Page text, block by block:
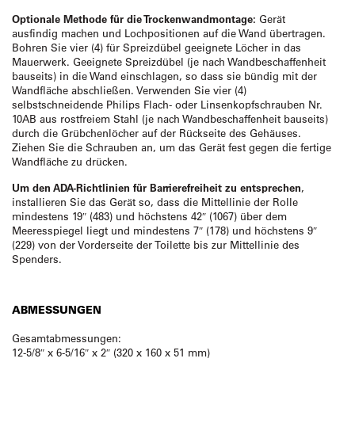
Optionale Methode für die Trockenwandmontage: Gerät
ausfindig machen und Lochpositionen auf die Wand übertragen.
Bohren Sie vier (4) für Spreizdübel geeignete Löcher in das
Mauerwerk. Geeignete Spreizdübel (je nach Wandbeschaffenheit
bauseits) in die Wand einschlagen, so dass sie bündig mit der
Wandfläche abschließen. Verwenden Sie vier (4)
selbstschneidende Philips Flach- oder Linsenkopfschrauben Nr.
10AB aus rostfreiem Stahl (je nach Wandbeschaffenheit bauseits)
durch die Grübchenlöcher auf der Rückseite des Gehäuses.
Ziehen Sie die Schrauben an, um das Gerät fest gegen die fertige
Wandfläche zu drücken.
Um den ADA-Richtlinien für Barrierefreiheit zu entsprechen,
installieren Sie das Gerät so, dass die Mittellinie der Rolle
mindestens 19″ (483) und höchstens 42″ (1067) über dem
Meeresspiegel liegt und mindestens 7″ (178) und höchstens 9″
(229) von der Vorderseite der Toilette bis zur Mittellinie des
Spenders.
ABMESSUNGEN
Gesamtabmessungen:
12-5/8″ x 6-5/16″ x 2″ (320 x 160 x 51 mm)